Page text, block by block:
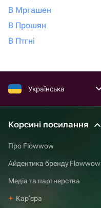
В Мргашен
В Прошян
В Птгні
Українська
Корсині посилання
Про Flowwow
Айдентика бренду Flowwow
Медіа та партнерства
Карʼєра